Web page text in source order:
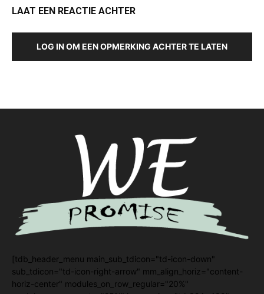
LAAT EEN REACTIE ACHTER
LOG IN OM EEN OPMERKING ACHTER TE LATEN
[tdb_header_menu main_sub_tdicon="td-icon-down"
sub_tdicon="td-icon-right-arrow" mm_align_horiz="content-
horiz-center" modules_on_row_regular="20%"